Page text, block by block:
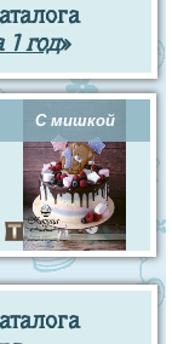
год»
С мишкой